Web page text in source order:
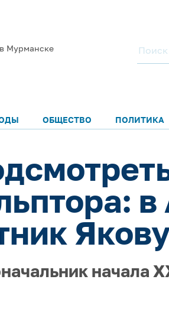
Мурманске
ОБЩЕСТВО ПОЛИТИКА
в
начала